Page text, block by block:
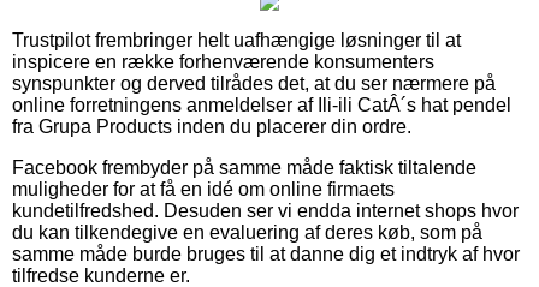
Trustpilot frembringer helt uafhængige løsninger til at
inspicere en række forhenværende konsumenters
synspunkter og derved tilrådes det, at du ser nærmere på
online forretningens anmeldelser af Ili-ili CatÂ´s hat pendel
fra Grupa Products inden du placerer din ordre.
Facebook frembyder på samme måde faktisk tiltalende
muligheder for at få en idé om online firmaets
kundetilfredshed. Desuden ser vi endda internet shops hvor
du kan tilkendegive en evaluering af deres køb, som på
samme måde burde bruges til at danne dig et indtryk af hvor
tilfredse kunderne er.